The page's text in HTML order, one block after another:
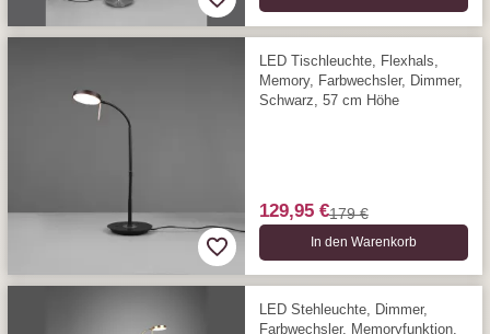
LED Tischleuchte, Flexhals,
Memory, Farbwechsler, Dimmer,
Schwarz, 57 cm Höhe
129,95 €179 €
In den Warenkorb
LED Stehleuchte, Dimmer,
Farbwechsler, Memoryfunktion,